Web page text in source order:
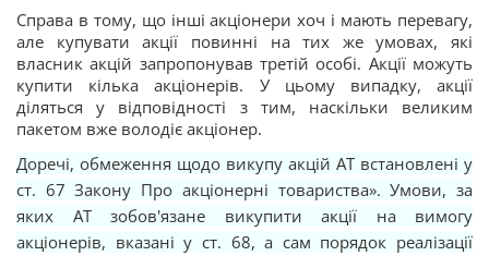
Справа в тому, що інші акціонери хоч і мають перевагу,
але купувати акції повинні на тих же умовах, які
власник акцій запропонував третій особі. Акції можуть
купити кілька акціонерів. У цьому випадку, акції
діляться у відповідності з тим, наскільки великим
пакетом вже володіє акціонер.
Доречі, обмеження щодо викупу акцій АТ встановлені у
ст. 67 Закону Про акціонерні товариства». Умови, за
яких АТ зобов'язане викупити акції на вимогу
акціонерів, вказані у ст. 68, а сам порядок реалізації